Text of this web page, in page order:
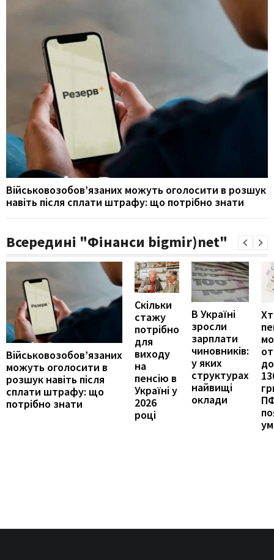
Військовозобов’язаних можуть оголосити в розшук
навіть після сплати штрафу: що потрібно знати
Всередині "Фінанси bigmir)net"
Військовозобов’язаних
можуть оголосити в
розшук навіть після
сплати штрафу: що
потрібно знати
Скільки
стажу
потрібно
для
виходу
на
пенсію в
Україні у
2026
році
В Україні
зросли
зарплати
чиновників:
у яких
структурах
найвищі
оклади